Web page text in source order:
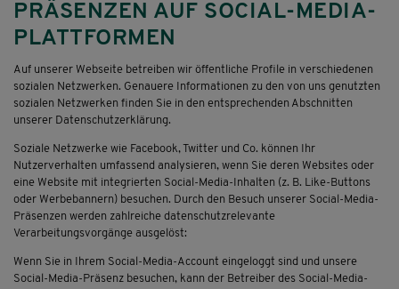
PRÄSENZEN AUF SOCIAL-MEDIA-
PLATTFORMEN
Auf unserer Webseite betreiben wir öffentliche Profile in verschiedenen
sozialen Netzwerken. Genauere Informationen zu den von uns genutzten
sozialen Netzwerken finden Sie in den entsprechenden Abschnitten
unserer Datenschutzerklärung.
Soziale Netzwerke wie Facebook, Twitter und Co. können Ihr
Nutzerverhalten umfassend analysieren, wenn Sie deren Websites oder
eine Website mit integrierten Social-Media-Inhalten (z. B. Like-Buttons
oder Werbebannern) besuchen. Durch den Besuch unserer Social-Media-
Präsenzen werden zahlreiche datenschutzrelevante
Verarbeitungsvorgänge ausgelöst:
Wenn Sie in Ihrem Social-Media-Account eingeloggt sind und unsere
Social-Media-Präsenz besuchen, kann der Betreiber des Social-Media-